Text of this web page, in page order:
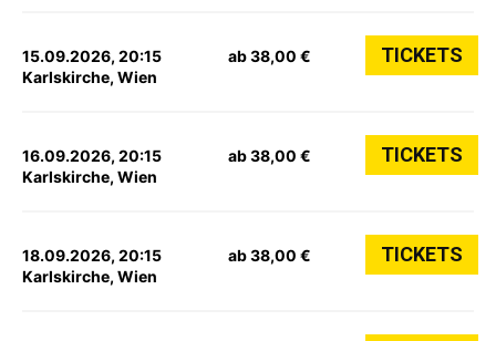
15.09.2026, 20:15
Karlskirche, Wien
ab 38,00 € TICKETS
16.09.2026, 20:15
Karlskirche, Wien
ab 38,00 € TICKETS
18.09.2026, 20:15
Karlskirche, Wien
ab 38,00 € TICKETS